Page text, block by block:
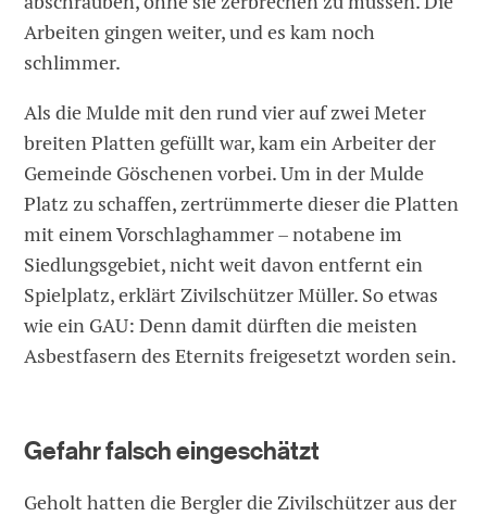
Arbeiten gingen weiter, und es kam noch
schlimmer.
Als die Mulde mit den rund vier auf zwei Meter
breiten Platten gefüllt war, kam ein Arbeiter der
Gemeinde Göschenen vorbei. Um in der Mulde
Platz zu schaffen, zertrümmerte dieser die Platten
mit ­einem Vorschlaghammer – notabene im
Siedlungsgebiet, nicht weit davon entfernt ein
Spielplatz, erklärt Zivilschützer Müller. So etwas
wie ein GAU: Denn damit dürften die meisten
Asbestfasern des Eternits freigesetzt worden sein.
Gefahr falsch eingeschätzt
Geholt hatten die Bergler die Zivilschützer aus der